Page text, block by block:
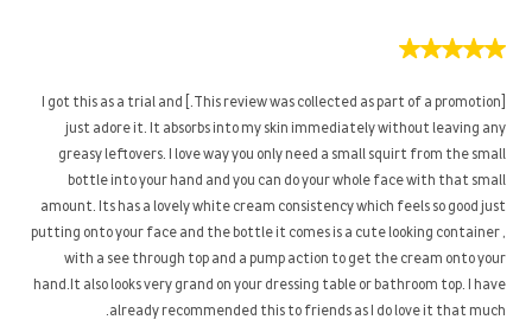
5
5
نجوم.
[This review was collected as part of a promotion.] I got this as a trial and
just adore it. It absorbs into my skin immediately without leaving any
greasy leftovers. I love way you only need a small squirt from the small
bottle into your hand and you can do your whole face with that small
amount. Its has a lovely white cream consistency which feels so good just
putting onto your face and the bottle it comes is a cute looking container ,
with a see through top and a pump action to get the cream onto your
hand.It also looks very grand on your dressing table or bathroom top. I have
already recommended this to friends as I do love it that much.